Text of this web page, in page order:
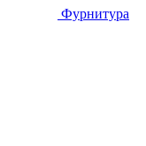
Фурнитура